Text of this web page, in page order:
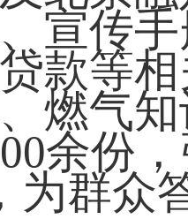
宣传
款等
燃气
余份
为群众